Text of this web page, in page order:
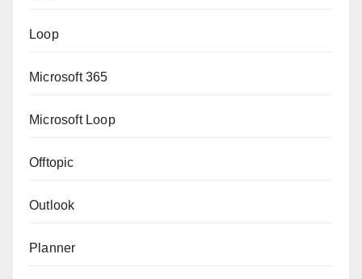
Loop
Microsoft 365
Microsoft Loop
Offtopic
Outlook
Planner